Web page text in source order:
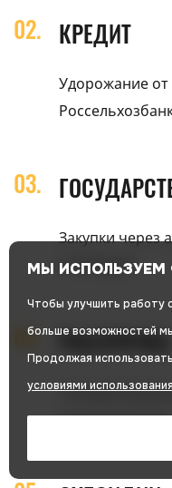
КРЕДИТ
Удорожание от
Закупки
и ФЗ №223
РАССРОЧКА
Спецпрограмма
производителя
МЫ ИСПОЛЬЗУЕМ
Чтобы улучшить работу
больше возможностей
Продолжая
условиями использования